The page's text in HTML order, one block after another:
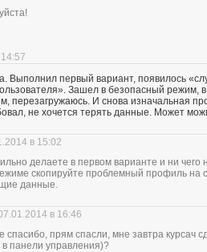
Выполнил первый вариант, появилось
Зашел в безопасный режим,
перезагружаюсь. И снова изначальная
не хочется терять данные. Может
в 15:02
делаете в первом варианте и ни
скопируйте проблемный профиль на
данные.
в 16:46
спасибо, прям спасли, мне завтра курсач
в панели управления)?